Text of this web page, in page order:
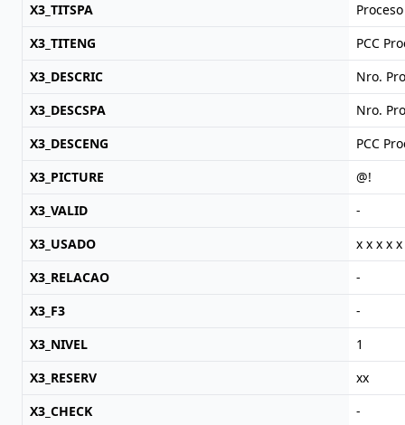
X3_TITSPA
Proceso
X3_TITENG
PCC
X3_DESCRIC
Nro.
X3_DESCSPA
Nro.
X3_DESCENG
PCC
X3_PICTURE
@!
X3_VALID
-
X3_USADO
x x x x
X3_RELACAO
-
X3_F3
-
X3_NIVEL
1
X3_RESERV
xx
X3_CHECK
-